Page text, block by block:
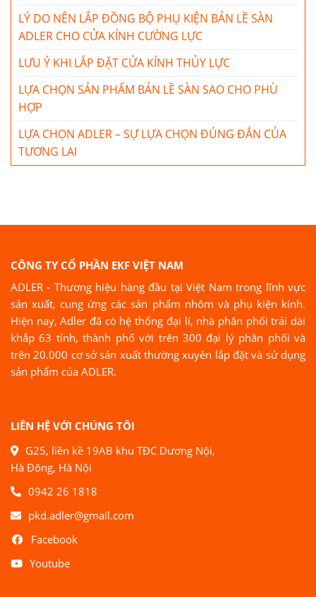
LÝ DO NÊN LẮP ĐỒNG BỘ PHỤ KIỆN BẢN LỀ SÀN
ADLER CHO CỬA KÍNH CƯỜNG LỰC
LƯU Ý KHI LẮP ĐẶT CỬA KÍNH THỦY LỰC
LỰA CHỌN SẢN PHẨM BẢN LỀ SÀN SAO CHO PHÙ
HỢP
LỰA CHỌN ADLER – SỰ LỰA CHỌN ĐÚNG ĐẮN CỦA
TƯƠNG LAI
CÔNG TY CỔ PHẦN EKF VIỆT NAM
ADLER - Thương hiệu hàng đầu tại Việt Nam trong lĩnh vực
sản xuất, cung ứng các sản phẩm nhôm và phụ kiện kính.
Hiện nay, Adler đã có hệ thống đại lí, nhà phân phối trải dài
khắp 63 tỉnh, thành phố với trên 300 đại lý phân phối và
trên 20.000 cơ sở sản xuất thường xuyên lắp đặt và sử dụng
sản phẩm của ADLER.
LIÊN HỆ VỚI CHÚNG TÔI
G25, liền kề 19AB khu TĐC Dương Nội,
Hà Đông, Hà Nội
0942 26 1818
pkd.adler@gmail.com
Facebook
Youtube